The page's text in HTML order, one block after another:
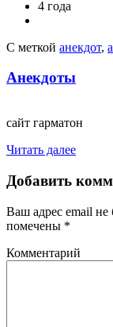
4 года
С меткой анекдот,
Анекдоты
читайте
сайт гарматон
Читать далее
Добавить
Ваш адрес email не
помечены *
Комментарий